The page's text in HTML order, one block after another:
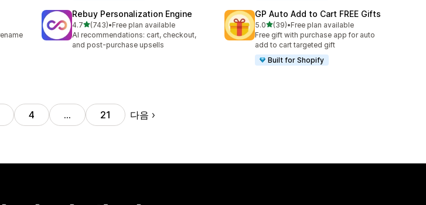
Rebuy Personalization Engine
4.7별 5개 중
(743)
총 리뷰 743개
•Free plan available
AI recommendations: cart, checkout,
and post-purchase upsells
GP Auto Add to Cart FREE Gifts
5.0별 5개 중
(39)
총 리뷰 39개
•Free plan available
Free gift with purchase app for auto
add to cart targeted gift
Built for Shopify
4 … 21 다음